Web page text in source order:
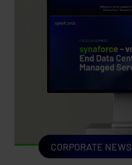
CORPORATE NEWS